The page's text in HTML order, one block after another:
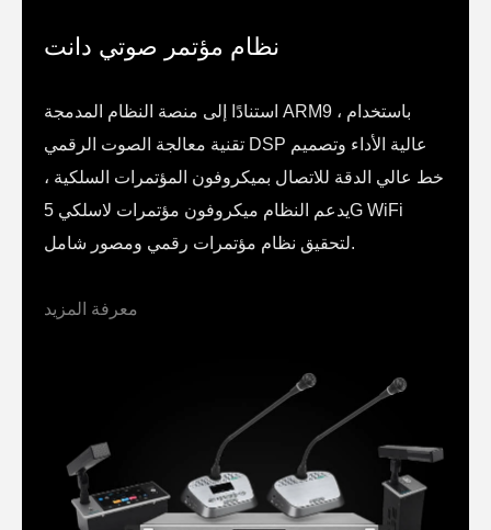
نظام مؤتمر صوتي دانت
استنادًا إلى منصة النظام المدمجة ARM9 ، باستخدام
تقنية معالجة الصوت الرقمي DSP عالية الأداء وتصميم
خط عالي الدقة للاتصال بميكروفون المؤتمرات السلكية ،
يدعم النظام ميكروفون مؤتمرات لاسلكي 5G WiFi
لتحقيق نظام مؤتمرات رقمي ومصور شامل.
معرفة المزيد